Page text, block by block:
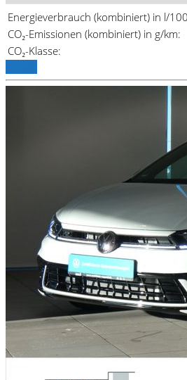
Energieverbrauch (kombiniert) in l/
CO₂-Emissionen (kombiniert) in g/km:
CO₂-Klasse: